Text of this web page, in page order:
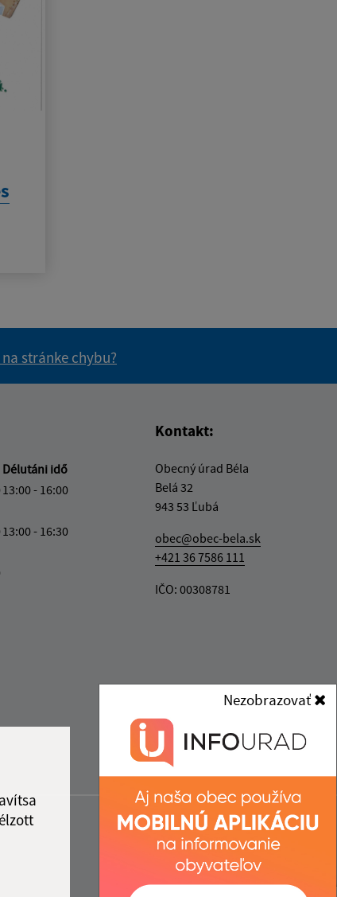
Nezobrazovať
stránke chybu?
Délutáni idő
13:00 - 16:00
13:00 - 16:30
Kontakt:
Obecný úrad Béla
Belá 32
943 53 Ľubá
obec@obec-bela.sk
+421 36 7586 111
IČO: 00308781